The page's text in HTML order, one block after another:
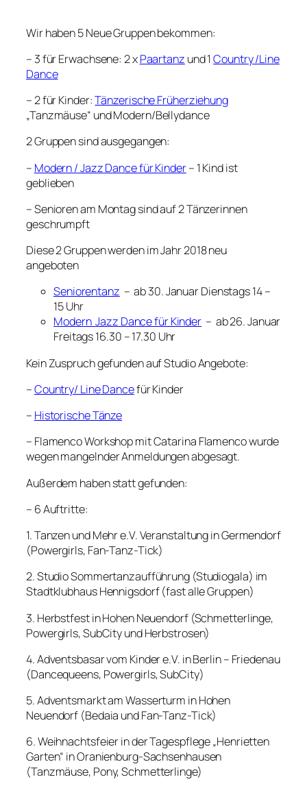
Wir haben 5 Neue Gruppen bekommen:
– 3 für Erwachsene: 2 xPaartanz und 1Country /Line
Dance
– 2 für Kinder:Tänzerische Früherziehung
„Tanzmäuse“ und Modern/Bellydance
2 Gruppen sind ausgegangen:
– Modern / Jazz Dance für Kinder– 1 Kind ist
geblieben
– Senioren am Montag sind auf 2 Tänzerinnen
geschrumpft
Diese 2 Gruppen werden im Jahr 2018 neu
angeboten
Seniorentanz – ab 30. Januar Dienstags 14 –
15 Uhr
Modern Jazz Dance für Kinder – ab 26. Januar
Freitags 16.30 – 17.30 Uhr
Kein Zuspruch gefunden auf Studio Angebote:
–Country/ Line Dancefür Kinder
– Historische Tänze
– Flamenco Workshop mit Catarina Flamenco wurde
wegen mangelnder Anmeldungen abgesagt.
Außerdem haben statt gefunden:
– 6 Auftritte:
1. Tanzen und Mehr e.V. Veranstaltung in Germendorf
(Powergirls, Fan-Tanz-Tick)
2. Studio Sommertanzaufführung (Studiogala) im
Stadtklubhaus Hennigsdorf (fast alle Gruppen)
3. Herbstfest in Hohen Neuendorf (Schmetterlinge,
Powergirls, SubCity und Herbstrosen)
4. Adventsbasar vom Kinder e.V. in Berlin – Friedenau
(Dancequeens, Powergirls, SubCity)
5. Adventsmarkt am Wasserturm in Hohen
Neuendorf (Bedaia und Fan-Tanz-Tick)
6. Weihnachtsfeier in der Tagespflege „Henrietten
Garten“ in Oranienburg-Sachsenhausen
(Tanzmäuse, Pony, Schmetterlinge)